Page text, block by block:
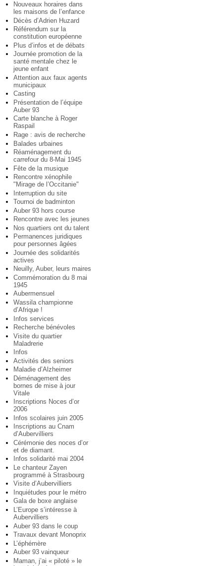
Nouveaux horaires dans
les maisons de l’enfance
Décès d’Adrien Huzard
Référendum sur la
constitution européenne
Plus d’infos et de débats
Journée promotion de la
santé mentale chez le
jeune enfant
Attention aux faux agents
municipaux
Casting
Présentation de l’équipe
Auber 93
Carte blanche à Roger
Raspail
Rage : avis de recherche
Balades urbaines
Réaménagement du
carrefour du 8-Mai 1945
Fête de la musique
Rencontre xénophile
"Mirage de l’Occitanie"
Interruption du site
Tournoi de badminton
Auber 93 hors course
Rencontre avec les jeunes
Nos quartiers ont du talent
Permanences juridiques
pour personnes âgées
Journée des solidarités
actives
Neuilly, Auber, leurs maires
Commémoration du 8 mai
1945
Aubermensuel
Wassila championne
d’Afrique !
Infos services
Recherche bénévoles
Visite du quartier
Maladrerie
Infos
Activités des seniors
Maladie d’Alzheimer
Déménagement des
bornes de mise à jour
Vitale
Inscriptions Noces d’or
2006
Infos scolaires juin 2005
Inscriptions au Cnam
d’Aubervilliers
Cérémonie des noces d’or
et de diamant.
Infos solidarité mai 2004
Le chanteur Zayen
programmé à Strasbourg
Visite d’Aubervilliers
Inquiétudes pour le métro
Gala de boxe anglaise
L’Europe s’intéresse à
Aubervilliers
Auber 93 dans le coup
Travaux devant Monoprix
L’éphémère
Auber 93 vainqueur
Maman, j’ai « piloté » le